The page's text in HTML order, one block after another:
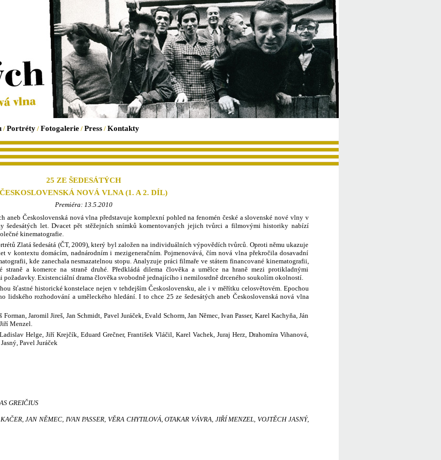
/ Portréty/ Fotogalerie/ Press/ Kontakty
25 ZE ŠEDESÁTÝCH
ČESKOSLOVENSKÁ NOVÁ VLNA (1. A 2. DÍL)
Premiéra: 13.5.2010
aneb Československá nová vlna představuje komplexní pohled na fenomén české a slovenské nové vlny v
šedesátých let. Dvacet pět stěžejních snímků komentovaných jejich tvůrci a filmovými historiky nabízí
kinematografie.
Zlatá šedesátá (ČT, 2009), který byl založen na individuálních výpovědích tvůrců. Oproti němu ukazuje
v kontextu domácím, nadnárodním i mezigeneračním. Pojmenovává, čím nová vlna překročila dosavadní
kde zanechala nesmazatelnou stopu. Analyzuje práci filmaře ve státem financované kinematografii,
a komerce na straně druhé. Předkládá dilema člověka a umělce na hraně mezi protikladnými
požadavky. Existenciální drama člověka svobodně jednajícího i nemilosrdně drceného soukolím okolností.
šťastné historické konstelace nejen v tehdejším Československu, ale i v měřítku celosvětovém. Epochou
lidského rozhodování a uměleckého hledání. I to chce 25 ze šedesátých aneb Československá nová vlna
Jaromil Jireš, Jan Schmidt, Pavel Juráček, Evald Schorm, Jan Němec, Ivan Passer, Karel Kachyňa, Ján
Menzel.
Helge, Jiří Krejčík, Eduard Grečner, František Vláčil, Karel Vachek, Juraj Herz, Drahomíra Vihanová,
Pavel Juráček
GREIČIUS
JAN NĚMEC, IVAN PASSER, VĚRA CHYTILOVÁ, OTAKAR VÁVRA, JIŘÍ MENZEL, VOJTĚCH JASNÝ,